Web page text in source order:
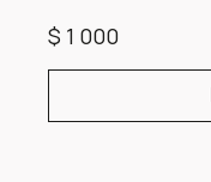
$ 1 000